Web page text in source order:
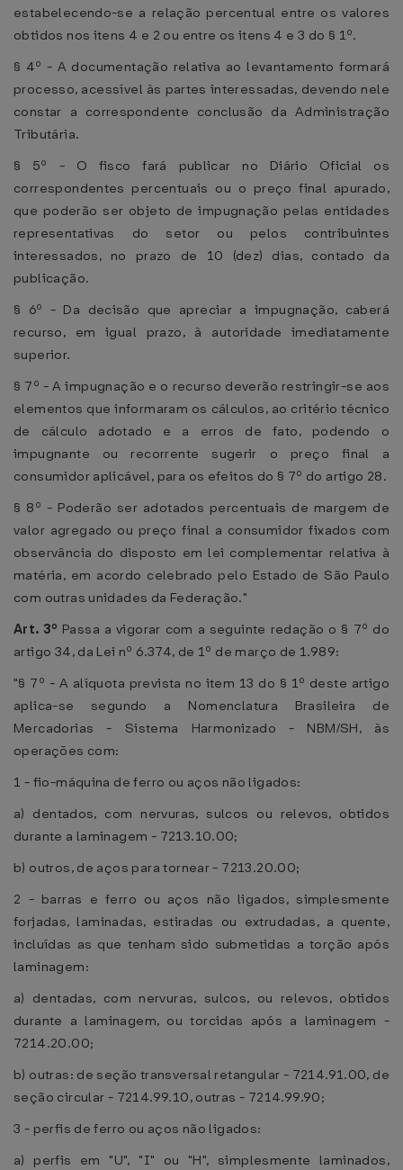
estabelecendo-se a relação percentual entre os valores
obtidos nos itens 4 e 2 ou entre os itens 4 e 3 do § 1º.
§ 4º - A documentação relativa ao levantamento formará
processo, acessível às partes interessadas, devendo nele
constar a correspondente conclusão da Administração
Tributária.
§ 5º - O fisco fará publicar no Diário Oficial os
correspondentes percentuais ou o preço final apurado,
que poderão ser objeto de impugnação pelas entidades
representativas do setor ou pelos contribuintes
interessados, no prazo de 10 (dez) dias, contado da
publicação.
§ 6º - Da decisão que apreciar a impugnação, caberá
recurso, em igual prazo, à autoridade imediatamente
superior.
§ 7º - A impugnação e o recurso deverão restringir-se aos
elementos que informaram os cálculos, ao critério técnico
de cálculo adotado e a erros de fato, podendo o
impugnante ou recorrente sugerir o preço final a
consumidor aplicável, para os efeitos do § 7º do artigo 28.
§ 8º - Poderão ser adotados percentuais de margem de
valor agregado ou preço final a consumidor fixados com
observância do disposto em lei complementar relativa à
matéria, em acordo celebrado pelo Estado de São Paulo
com outras unidades da Federação."
Art. 3º Passa a vigorar com a seguinte redação o § 7º do
artigo 34, da Lei nº 6.374, de 1º de março de 1.989:
"§ 7º - A alíquota prevista no item 13 do § 1º deste artigo
aplica-se segundo a Nomenclatura Brasileira de
Mercadorias - Sistema Harmonizado - NBM/SH, às
operações com:
1 - fio-máquina de ferro ou aços não ligados:
a) dentados, com nervuras, sulcos ou relevos, obtidos
durante a laminagem - 7213.10.00;
b) outros, de aços para tornear - 7213.20.00;
2 - barras e ferro ou aços não ligados, simplesmente
forjadas, laminadas, estiradas ou extrudadas, a quente,
incluídas as que tenham sido submetidas a torção após
laminagem:
a) dentadas, com nervuras, sulcos, ou relevos, obtidos
durante a laminagem, ou torcidas após a laminagem -
7214.20.00;
b) outras: de seção transversal retangular - 7214.91.00, de
seção circular - 7214.99.10, outras - 7214.99.90;
3 - perfis de ferro ou aços não ligados:
a) perfis em "U", "I" ou "H", simplesmente laminados,